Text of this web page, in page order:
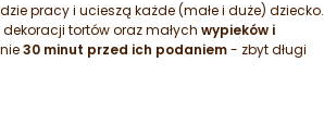
pracy i ucieszą każde (małe i duże) dziecko.
tortów oraz małych wypieków i
30 minut przed ich podaniem- zbyt długi